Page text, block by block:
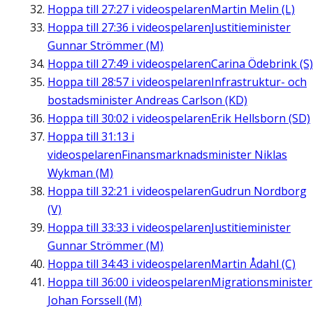
Hoppa till 27:27 i videospelarenMartin Melin (L)
Hoppa till 27:36 i videospelarenJustitieminister
Gunnar Strömmer (M)
Hoppa till 27:49 i videospelarenCarina Ödebrink (S)
Hoppa till 28:57 i videospelarenInfrastruktur- och
bostadsminister Andreas Carlson (KD)
Hoppa till 30:02 i videospelarenErik Hellsborn (SD)
Hoppa till 31:13 i
videospelarenFinansmarknadsminister Niklas
Wykman (M)
Hoppa till 32:21 i videospelarenGudrun Nordborg
(V)
Hoppa till 33:33 i videospelarenJustitieminister
Gunnar Strömmer (M)
Hoppa till 34:43 i videospelarenMartin Ådahl (C)
Hoppa till 36:00 i videospelarenMigrationsminister
Johan Forssell (M)